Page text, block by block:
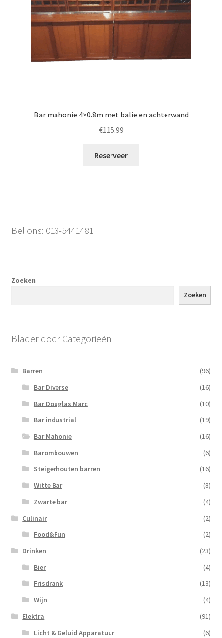
Bar mahonie 4×0.8m met balie en achterwand
€115.99
Reserveer
Bel ons: 013-5441481
Zoeken
Zoeken
Blader door Categorieën
Barren
(96)
Bar Diverse
(16)
Bar Douglas Marc
(10)
Bar industrial
(19)
Bar Mahonie
(16)
Barombouwen
(6)
Steigerhouten barren
(16)
Witte Bar
(8)
Zwarte bar
(4)
Culinair
(2)
Food&Fun
(2)
Drinken
(23)
Bier
(4)
Frisdrank
(13)
Wijn
(4)
Elektra
(91)
Licht & Geluid Apparatuur
(6)